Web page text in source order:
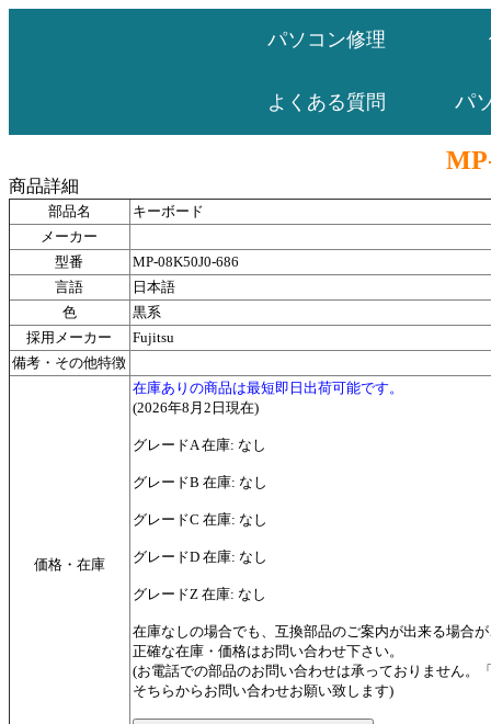
パソコン修理
よくある質問 パ
商品詳細
部品名
キーボード
メーカー
型番
MP-08K50J0-686
言語
日本語
色
黒系
採用メーカー
Fujitsu
備考・その他特徴
価格・在庫
在庫ありの商品は最短即日出荷可能です。
(2026年8月2日現在)
グレードA 在庫: なし
グレードB 在庫: なし
グレードC 在庫: なし
グレードD 在庫: なし
グレードZ 在庫: なし
在庫なしの場合でも、互換部品のご案内が出来る場合
正確な在庫・価格はお問い合わせ下さい。
(お電話での部品のお問い合わせは承っておりません。
そちらからお問い合わせお願い致します)